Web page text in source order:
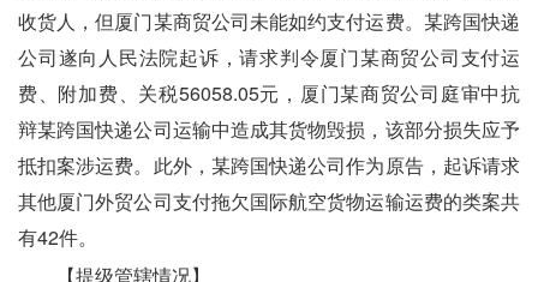
收货人，但厦门某商贸公司未能如约支付运费。某跨国快递
公司遂向人民法院起诉，请求判令厦门某商贸公司支付运
费、附加费、关税56058.05元，厦门某商贸公司庭审中抗
辩某跨国快递公司运输中造成其货物毁损，该部分损失应予
抵扣案涉运费。此外，某跨国快递公司作为原告，起诉请求
其他厦门外贸公司支付拖欠国际航空货物运输运费的类案共
有42件。
【提级管辖情况】